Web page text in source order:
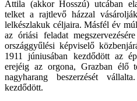
Attila (akkor Hosszú) utcában
telket a rajtlevő házzal
lelkészlakuk céljaira. Másfél év
az óriási feladat
országgyűlési képviselő
1911 júniusában kezdődött az
erejéig az orgona, Grazban élő
nagyharang beszerzését
kezdődött.